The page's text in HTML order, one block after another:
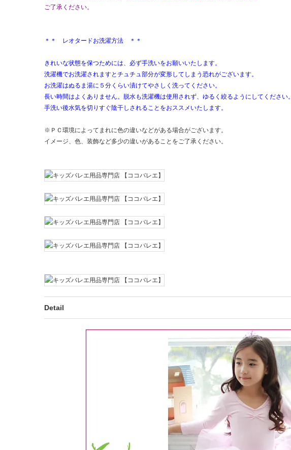
ご了承ください。
＊＊ レオタードお洗濯方法 ＊＊
きれいな状態を保つためには、必ず手洗いをお願いいたします。
洗濯機でお洗濯されますとチュチュ部分が変形してしまう恐れがございます。
お洗濯はぬるま湯に５分くらい漬けてやさしく洗ってください。
長い時間はよくありません。脱水も洗濯機は使用されず、ゆるく絞るようにしてください。
手洗い後水気を切りすぐ陰干しされることをおススメいたします。
※ＰＣ環境によってまれに色の違いなどがある場合がございます。
イメージ、色、装飾など多少の違いがあることをご了承ください。
Detail